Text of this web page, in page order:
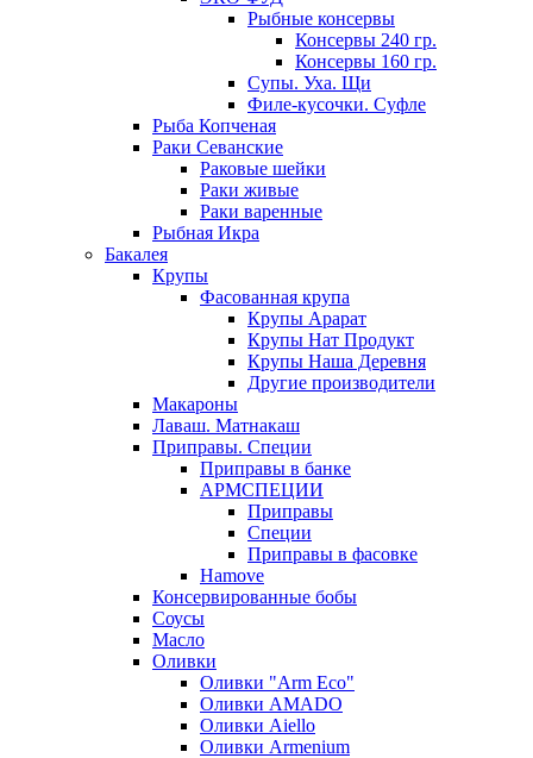
Рыбные консервы
Консервы 240 гр.
Консервы 160 гр.
Супы. Уха. Щи
Филе-кусочки. Суфле
Рыба Копченая
Раки Севанские
Раковые шейки
Раки живые
Раки варенные
Рыбная Икра
Бакалея
Крупы
Фасованная крупа
Крупы Арарат
Крупы Нат Продукт
Крупы Наша Деревня
Другие производители
Макароны
Лаваш. Матнакаш
Приправы. Специи
Приправы в банке
АРМСПЕЦИИ
Приправы
Специи
Приправы в фасовке
Hamove
Консервированные бобы
Соусы
Масло
Оливки
Оливки "Arm Eco"
Оливки AMADO
Оливки Aiello
Оливки Armenium